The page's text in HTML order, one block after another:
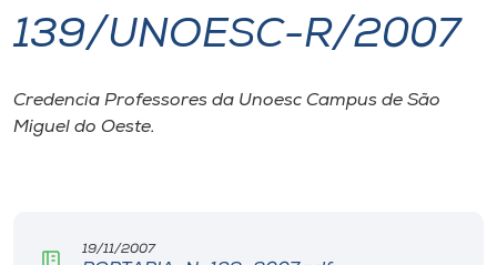
I.nova
Diplomados
CPA
139/UNOESC-R/2007
Credencia Professores da Unoesc Campus de São
Miguel do Oeste.
19/11/2007